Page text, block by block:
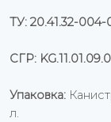
ТУ: 20.41.32-004-
СГР:
Упаковка:
л.